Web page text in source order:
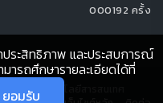
000192 ครั้ง
รและเทคโนโลยีสารสนเทศ
ระสิทธิภาพ และประสบการณ์
รถศึกษารายละเอียดได้ที่
ยอมรับ